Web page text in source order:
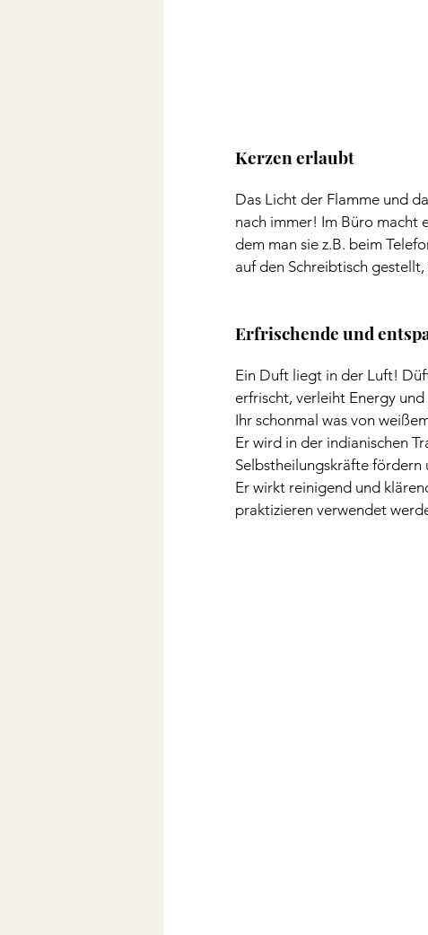
Kerzen erlaubt
Das Licht der Flamme und
nach immer! Im Büro macht
dem man sie z.B. beim
auf den Schreibtisch
Erfrischende und
Ein Duft liegt in der Luft!
erfrischt, verleiht Energy
Ihr schonmal was von
Er wird in der indianischen
Selbstheilungskräfte fördern
Er wirkt reinigend und
praktizieren verwendet